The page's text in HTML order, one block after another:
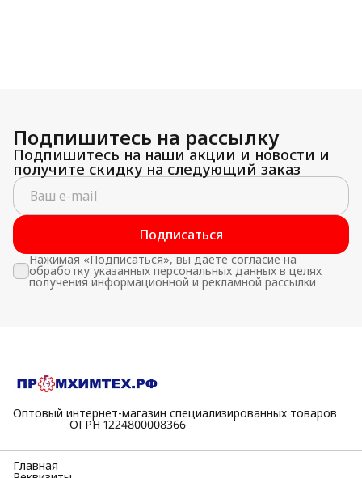
Подпишитесь на рассылку
Подпишитесь на наши акции и новости и
получите скидку на следующий заказ
Подписаться
Нажимая «Подписаться», вы даете согласие на
обработку указанных персональных данных в целях
получения информационной и рекламной рассылки
Оптовый интернет-магазин специализированных товаров
⠀⠀⠀⠀⠀⠀⠀ОГРН 1224800008366
Главная